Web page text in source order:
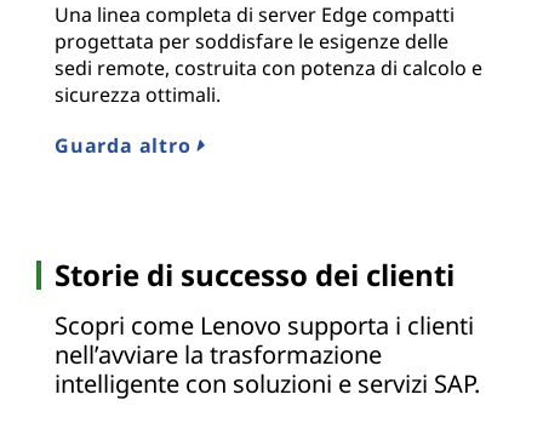
Una linea completa di server Edge compatti
progettata per soddisfare le esigenze delle
sedi remote, costruita con potenza di calcolo e
sicurezza ottimali.
Guarda altro
Storie di successo dei clienti
Scopri come Lenovo supporta i clienti
nell’avviare la trasformazione
intelligente con soluzioni e servizi SAP.